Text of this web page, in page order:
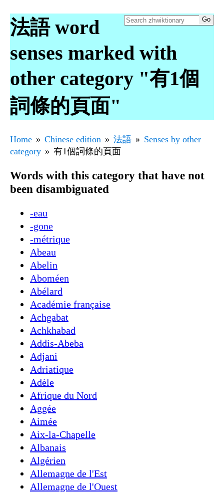
法語 word
senses marked with
other category "有1個
詞條的頁面"
Home Chinese edition 法語
Senses by other
category
有1個詞條的頁面
Words with this category that have not
been disambiguated
-eau
-gone
-métrique
Abeau
Abelin
Aboméen
Abélard
Académie française
Achgabat
Achkhabad
Addis-Abeba
Adjani
Adriatique
Adèle
Afrique du Nord
Aggée
Aimée
Aix-la-Chapelle
Albanais
Algérien
Allemagne de l'Est
Allemagne de l'Ouest